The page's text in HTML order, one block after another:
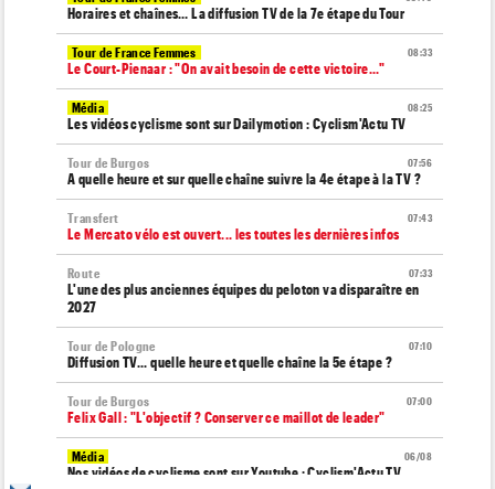
Horaires et chaînes… La diffusion TV de la 7e étape du Tour
08:33
Tour de France Femmes
Le Court-Pienaar : "On avait besoin de cette victoire..."
08:25
Média
Les vidéos cyclisme sont sur Dailymotion : Cyclism'Actu TV
07:56
Tour de Burgos
A quelle heure et sur quelle chaîne suivre la 4e étape à la TV ?
07:43
Transfert
Le Mercato vélo est ouvert... les toutes les dernières infos
07:33
Route
L'une des plus anciennes équipes du peloton va disparaître en
2027
07:10
Tour de Pologne
Diffusion TV... quelle heure et quelle chaîne la 5e étape ?
07:00
Tour de Burgos
Felix Gall : "L'objectif ? Conserver ce maillot de leader"
06/08
Média
Nos vidéos de cyclisme sont sur Youtube : Cyclism'Actu TV